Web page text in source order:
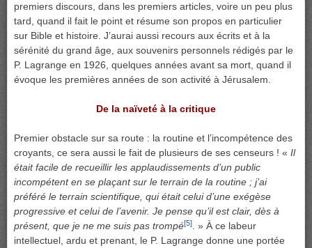
premiers discours, dans les premiers articles, voire un peu plus
tard, quand il fait le point et résume son propos en particulier
sur Bible et histoire. J’aurai aussi recours aux écrits et à la
sérénité du grand âge, aux souvenirs personnels rédigés par le
P. Lagrange en 1926, quelques années avant sa mort, quand il
évoque les premières années de son activité à Jérusalem.
De la naïveté à la critique
Premier obstacle sur sa route : la routine et l’incompétence des
croyants, ce sera aussi le fait de plusieurs de ses censeurs ! « Il
était facile de recueillir les applaudissements d’un public
incompétent en se plaçant sur le terrain de la routine ; j’ai
préféré le terrain scientifique, qui était celui d’une exégèse
progressive et celui de l’avenir. Je pense qu’il est clair, dès à
présent, que je ne me suis pas trompé[5]. » À ce labeur
intellectuel, ardu et prenant, le P. Lagrange donne une portée